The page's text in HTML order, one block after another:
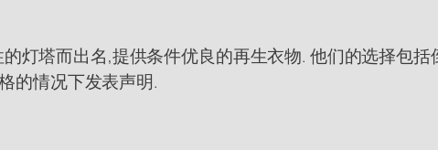
灯塔而出名,提供条件优良的再生衣物. 他们的选择包
的情况下发表声明.